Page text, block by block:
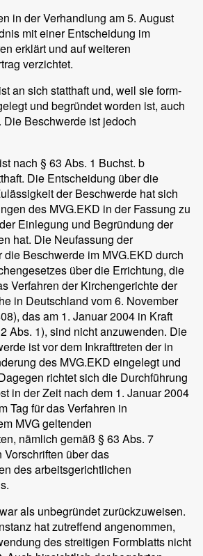
in der Verhandlung am 5. August
mit einer Entscheidung im
erklärt und auf weiteren
verzichtet.
an sich statthaft und, weil sie form-
und begründet worden ist, auch
Beschwerde ist jedoch
nach § 63 Abs. 1 Buchst. b
Die Entscheidung über die
der Beschwerde hat sich
des MVG.EKD in der Fassung zu
Einlegung und Begründung der
hat. Die Neufassung der
die Beschwerde im MVG.EKD durch
über die Errichtung, die
Verfahren der Kirchengerichte der
in Deutschland vom 6. November
das am 1. Januar 2004 in Kraft
Abs. 1), sind nicht anzuwenden. Die
ist vor dem Inkrafttreten der in
des MVG.EKD eingelegt und
richtet sich die Durchführung
in der Zeit nach dem 1. Januar 2004
Tag für das Verfahren in
MVG geltenden
nämlich gemäß § 63 Abs. 7
über das
des arbeitsgerichtlichen
als unbegründet zurückzuweisen.
hat zutreffend angenommen,
des streitigen Formblatts nicht